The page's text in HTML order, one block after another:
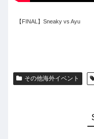
【FINAL】Sneaky vs Ayu
その他海外イベント